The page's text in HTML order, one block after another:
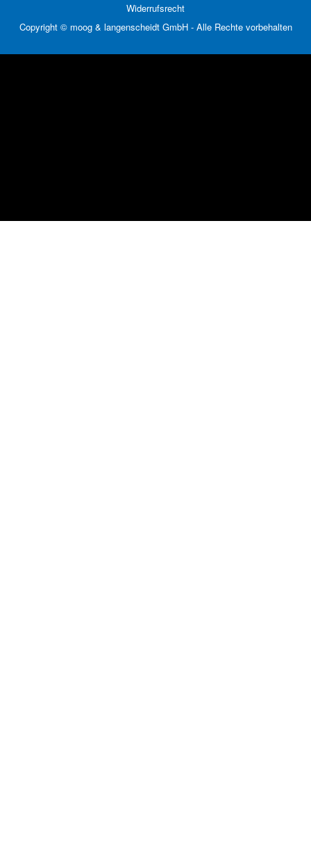
Widerrufsrecht
Copyright © moog & langenscheidt GmbH - Alle Rechte vorbehalten